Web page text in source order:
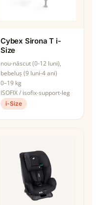
Cybex Sirona T i-
Size
nou-născut (0-12 luni),
bebeluș (9 luni-4 ani)
0–19 kg
ISOFIX / isofix-support-leg
i-Size